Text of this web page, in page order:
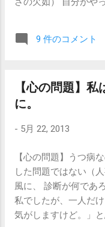
じゃん電話がかかっ
に増えるだけで、全
言葉の通りにそうし
邉美樹の名言 より
と社員に言っている
り上げました。 ・ 私
「潰れるかもしれな
ら持ち直すことが出
よ！ダイソー社長の
は、どちらと仕事を
社長と働きたい です
きながら、暮らせそ
に対して、どうもい
協調性のなさ） 誰か
力・同調性の弱さ）
さ） 計画を立てない
（成長能力の低さ）
他の人にはない才能
出会った人々（自分
ない」と思った人々
がにこの特徴を全て
すが、近い人はいた
かコミュニケーショ
9 件のコメント
【心の問題】
に。
- 5月 22, 2013
【心の問題】うつ病
した問題ではない（
風に、 診断が何であ
私でしたが、一人だ
気がしますけど。」